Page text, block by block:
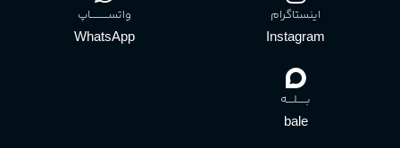
اینستاگرام
Instagram
واتســــــــــاپ
WhatsApp
بـــــلــــه
bale